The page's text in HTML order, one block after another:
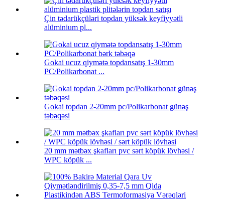
Çin tədarükçüləri topdan yüksək keyfiyyətli
alüminium pl...
Gokai ucuz qiymətə topdansatış 1-30mm
PC/Polikarbonat ...
Gokai topdan 2-20mm pc/Polikarbonat günəş
təbəqəsi
20 mm mətbəx şkafları pvc sərt köpük lövhəsi /
WPC köpük ...